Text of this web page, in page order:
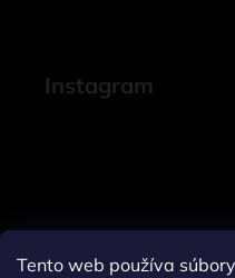
Tento web používa
Instagram